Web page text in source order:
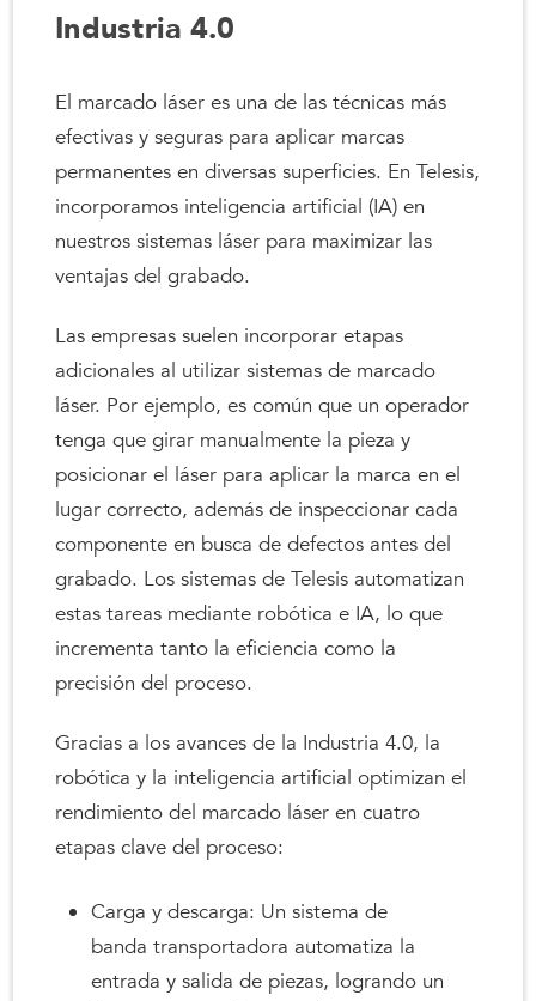
Industria 4.0
El marcado láser es una de las técnicas más
efectivas y seguras para aplicar marcas
permanentes en diversas superficies. En Telesis,
incorporamos inteligencia artificial (IA) en
nuestros sistemas láser para maximizar las
ventajas del grabado.
Las empresas suelen incorporar etapas
adicionales al utilizar sistemas de marcado
láser. Por ejemplo, es común que un operador
tenga que girar manualmente la pieza y
posicionar el láser para aplicar la marca en el
lugar correcto, además de inspeccionar cada
componente en busca de defectos antes del
grabado. Los sistemas de Telesis automatizan
estas tareas mediante robótica e IA, lo que
incrementa tanto la eficiencia como la
precisión del proceso.
Gracias a los avances de la Industria 4.0, la
robótica y la inteligencia artificial optimizan el
rendimiento del marcado láser en cuatro
etapas clave del proceso:
Carga y descarga: Un sistema de
banda transportadora automatiza la
entrada y salida de piezas, logrando un